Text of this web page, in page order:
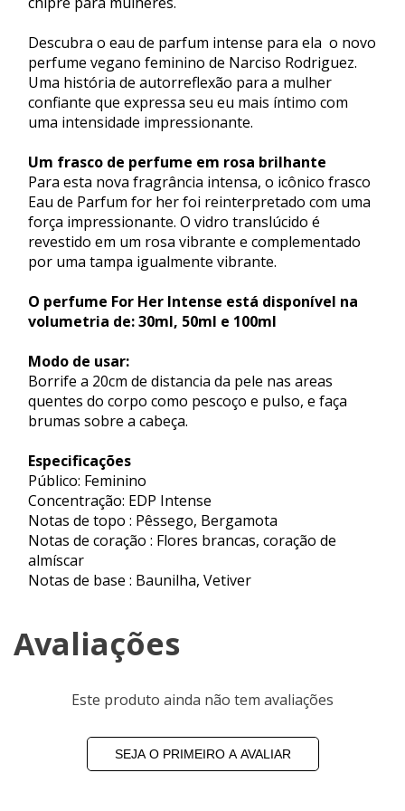
Descubra o eau de parfum intense para ela  o novo
perfume vegano feminino de Narciso Rodriguez.
Uma história de autorreflexão para a mulher
confiante que expressa seu eu mais íntimo com
uma intensidade impressionante.
Um frasco de perfume em rosa brilhante
Para esta nova fragrância intensa, o icônico frasco
Eau de Parfum for her foi reinterpretado com uma
força impressionante. O vidro translúcido é
revestido em um rosa vibrante e complementado
por uma tampa igualmente vibrante.
O perfume For Her Intense está disponível na
volumetria de: 30ml, 50ml e 100ml
Modo de usar:
Borrife a 20cm de distancia da pele nas areas
quentes do corpo como pescoço e pulso, e faça
brumas sobre a cabeça.
Especificações
Público: Feminino
Concentração: EDP Intense
Notas de topo : Pêssego, Bergamota
Notas de coração : Flores brancas, coração de
almíscar
Notas de base : Baunilha, Vetiver
Avaliações
Este produto ainda não tem avaliações
SEJA O PRIMEIRO A AVALIAR